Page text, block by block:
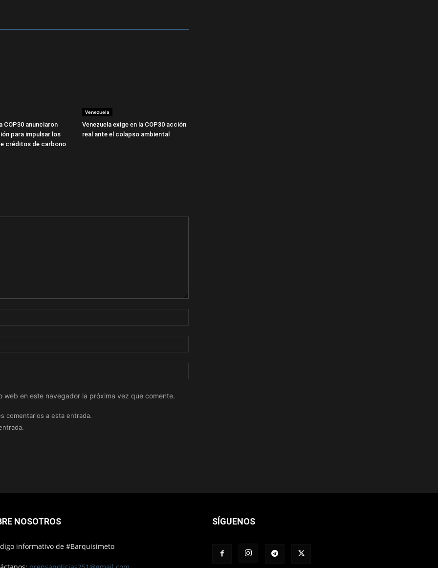
COP30 anunciaron
para impulsar los
créditos de carbono
Venezuela
Venezuela exige en la COP30 acción
real ante el colapso ambiental
web en este navegador la próxima vez que comente.
comentarios a esta entrada.
NOSOTROS
informativo de #Barquisimeto
SÍGUENOS